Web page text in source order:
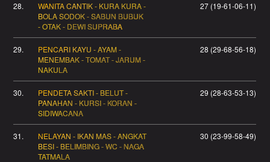
28.
WANITA CANTIK - KURA KURA -
BOLA SODOK - SABUN BUBUK
- OTAK - DEWI SUPRABA
27 (19-61-06-11)
29.
PENCARI KAYU - AYAM -
MENEMBAK - TOMAT - JARUM -
NAKULA
28 (29-68-56-18)
30.
PENDETA SAKTI - BELUT -
PANAHAN - KURSI - KORAN -
SIDIWACANA
29 (28-63-53-13)
31.
NELAYAN - IKAN MAS - ANGKAT
BESI - BELIMBING - WC - NAGA
TATMALA
30 (23-99-58-49)